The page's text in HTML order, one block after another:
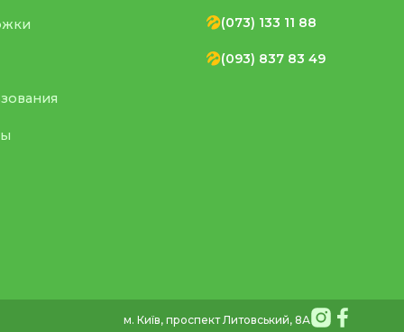
(073) 133 11 88
(093) 837 83 49
м. Київ, проспект Литовський, 8А